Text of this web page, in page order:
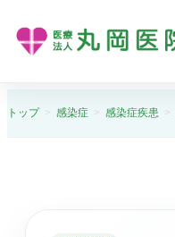
診療案内
トップ 感染症 感染症疾患